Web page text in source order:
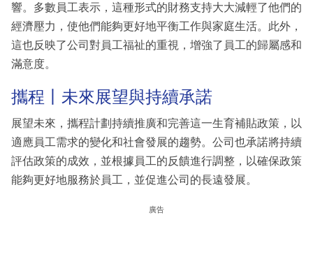
響。多數員工表示，這種形式的財務支持大大減輕了他們的
經濟壓力，使他們能夠更好地平衡工作與家庭生活。此外，
這也反映了公司對員工福祉的重視，增強了員工的歸屬感和
滿意度。
攜程丨未來展望與持續承諾
展望未來，攜程計劃持續推廣和完善這一生育補貼政策，以
適應員工需求的變化和社會發展的趨勢。公司也承諾將持續
評估政策的成效，並根據員工的反饋進行調整，以確保政策
能夠更好地服務於員工，並促進公司的長遠發展。
廣告